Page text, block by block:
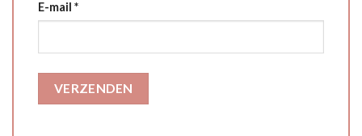
E-mail *